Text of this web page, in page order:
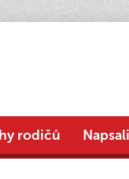
rodičů